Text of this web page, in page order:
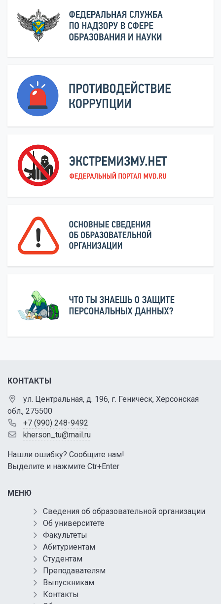
КОНТАКТЫ
ул. Центральная, д. 196, г. Геническ, Херсонская
обл., 275500
+7 (990) 248-9492
kherson_tu@mail.ru
Нашли ошибку? Сообщите нам!
Выделите и нажмите Ctr+Enter
МЕНЮ
Сведения об образовательной организации
Об университете
Факультеты
Абитуриентам
Студентам
Преподавателям
Выпускникам
Контакты